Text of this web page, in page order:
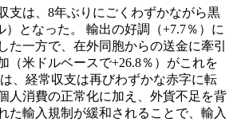
支は、8年ぶりにごくわずかながら黒
）となった。 輸出の好調（+7.7％）に
た一方で、在外同胞からの送金に牽引
（米ドルベースで+26.8％）がこれを
、経常収支は再びわずかな赤字に転
人消費の正常化に加え、外貨不足を背
た輸入規制が緩和されることで、輸入